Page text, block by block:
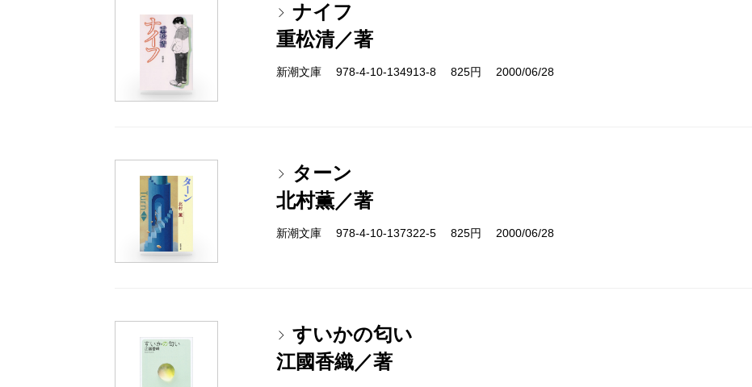
ナイフ
重松清／著
新潮文庫 978-4-10-134913-8 825円 2000/06/28
ターン
北村薫／著
新潮文庫 978-4-10-137322-5 825円 2000/06/28
すいかの匂い
江國香織／著